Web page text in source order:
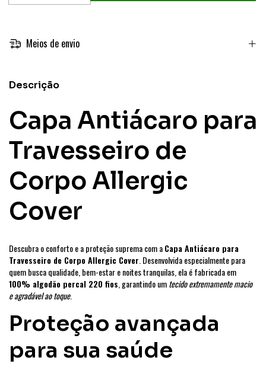
Meios de envio
Descrição
Capa Antiácaro para
Travesseiro de
Corpo Allergic
Cover
Descubra o conforto e a proteção suprema com aCapa Antiácaro para
Travesseiro de Corpo Allergic Cover . Desenvolvida especialmente para
quem busca qualidade, bem-estar e noites tranquilas, ela é fabricada em
100% algodão percal 220 fios , garantindo umtecido extremamente macio
e agradável ao toque.
Proteção avançada
para sua saúde